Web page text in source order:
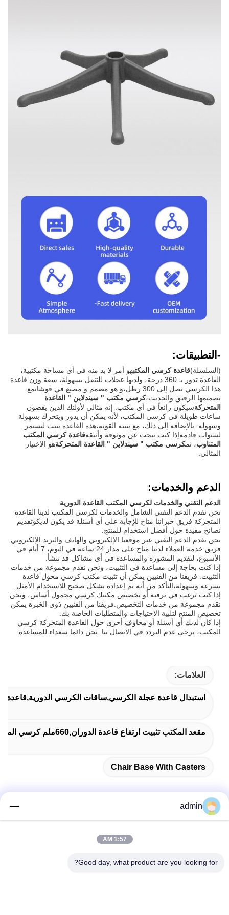
-التطبيقات:
(السلسلة)قاعدة كرسي المكتبهو أمر لا بد منه في أي مساحة مكتبية،
القاعدة تدور بـ 360 درجة، ولديها عجلات للتنقل بسهولة، سعة وزن قاعدة
هذا الكرسي تصل إلى 300 رطل،و هو مصمم و مصنع في فوشانمع
تصميمها الرقيق والحديث،كرسي مكتب " سيندلاين " القاعدة
المتحركةسيكون رائعاً في أي مكتب. إنه مثالي لأولئك الذين يقضون
ساعات طويلة في كرسي المكتب، لأنه يمكن أن يدور ويتحرك بسهولة
وسهولة. بالإضافة إلى ذلك، مع بنيته القوية،هذه القاعدة بنيت لتستمر
لسنوات قادمةإذا كنت تبحث عن موثوقة وأنيقةقاعدة كرسي المكتب
المتناوب، ثمكرسي مكتب " سيندلاين " القاعدة المتحركةهو الاختيار
المثالي.
الدعم والخدمات:
الدعم التقني والخدمات لكرسي المكتب القاعدة الدورية
نحن نقدم الدعم التقني الشامل والخدمات لكرسي المكتب لدينا القاعدة
المتحركة فريق خبرائنا متاح للإجابة على أي أسئلة قد يكون لديكوتقديم
نصائح مفيدة حول أفضل استخدام للمنتج.
نحن نقدم الدعم التقني عبر موقعنا الإلكتروني والهاتف والبريد الإلكتروني.
فريق خدمة العملاء لدينا متاح على مدار 24 ساعة في اليوم، 7 أيام في
الأسبوع، لتقديم المشورة والمساعدة في أي مشاكل قد تنشأ.
إذا كنت بحاجة إلى مساعدة في التثبيت، ونحن نقدم مجموعة من خدمات
التثبيت. فريقنا من الفنيين يمكن أن تثبيت مكتب كرسي محول قاعدة
بسرعة وسهولة،التأكد من أنه تم إعداده بشكل صحيح للاستخدام الأمثل.
إذا كنت ترغب في ترقية أو تخصيص مكتبك كرسي محمول أساس، ونحن
نقدم مجموعة من خدمات التخصيص.فريقنا من الفنيين ذوي الخبرة يمكن
تخصيص المنتج لتلبية الاحتياجات والمتطلبات الخاصة بك.
إذا كان لديك أي أسئلة أو مخاوف أخرى حول القاعدة المتحركة كرسي
المكتب، يرجى عدم التردد في الاتصال بنا. نحن دائما سعداء للمساعدة.
العلامات:
استبدال قاعدة عجلة الكرسي,ساقات الكرسي الدورية,قاعدة
مقعد المكتب تثبيت ارتفاع قاعدة الدوران,660ملم كرسي المكتب القاعدة الدورية,أرجل كراسي المكتب الخمس نجوم
Chair Base With Casters
admin
1:57 AM
Good day, what product are you looking for?